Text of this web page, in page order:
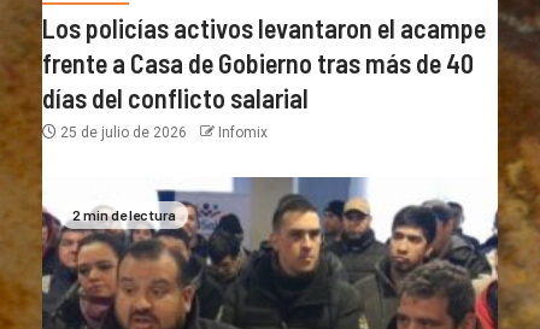
Los policías activos levantaron el acampe
frente a Casa de Gobierno tras más de 40
días del conflicto salarial
25 de julio de 2026 Infomix
2 min de lectura